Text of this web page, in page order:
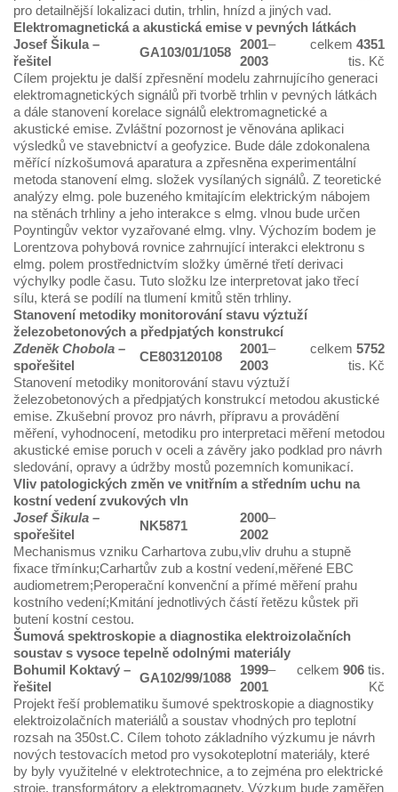
pro detailnější lokalizaci dutin, trhlin, hnízd a jiných vad.
Elektromagnetická a akustická emise v pevných látkách
Josef Šikula –
řešitel
GA103/01/1058
2001–
2003
celkem 4351
tis. Kč
Cílem projektu je další zpřesnění modelu zahrnujícího generaci
elektromagnetických signálů při tvorbě trhlin v pevných látkách
a dále stanovení korelace signálů elektromagnetické a
akustické emise. Zvláštní pozornost je věnována aplikaci
výsledků ve stavebnictví a geofyzice. Bude dále zdokonalena
měřící nízkošumová aparatura a zpřesněna experimentální
metoda stanovení elmg. složek vysílaných signálů. Z teoretické
analýzy elmg. pole buzeného kmitajícím elektrickým nábojem
na stěnách trhliny a jeho interakce s elmg. vlnou bude určen
Poyntingův vektor vyzařované elmg. vlny. Výchozím bodem je
Lorentzova pohybová rovnice zahrnující interakci elektronu s
elmg. polem prostřednictvím složky úměrné třetí derivaci
výchylky podle času. Tuto složku lze interpretovat jako třecí
sílu, která se podílí na tlumení kmitů stěn trhliny.
Stanovení metodiky monitorování stavu výztuží
železobetonových a předpjatých konstrukcí
Zdeněk Chobola –
spořešitel
CE803120108
2001–
2003
celkem 5752
tis. Kč
Stanovení metodiky monitorování stavu výztuží
železobetonových a předpjatých konstrukcí metodou akustické
emise. Zkušební provoz pro návrh, přípravu a provádění
měření, vyhodnocení, metodiku pro interpretaci měření metodou
akustické emise poruch v oceli a závěry jako podklad pro návrh
sledování, opravy a údržby mostů pozemních komunikací.
Vliv patologických změn ve vnitřním a středním uchu na
kostní vedení zvukových vln
Josef Šikula –
spořešitel
NK5871
2000–
2002
Mechanismus vzniku Carhartova zubu,vliv druhu a stupně
fixace třmínku;Carhartův zub a kostní vedení,měřené EBC
audiometrem;Peroperační konvenční a přímé měření prahu
kostního vedení;Kmitání jednotlivých částí řetězu kůstek při
butení kostní cestou.
Šumová spektroskopie a diagnostika elektroizolačních
soustav s vysoce tepelně odolnými materiály
Bohumil Koktavý –
řešitel
GA102/99/1088
1999–
2001
celkem 906 tis.
Kč
Projekt řeší problematiku šumové spektroskopie a diagnostiky
elektroizolačních materiálů a soustav vhodných pro teplotní
rozsah na 350st.C. Cílem tohoto základního výzkumu je návrh
nových testovacích metod pro vysokoteplotní materiály, které
by byly využitelné v elektrotechnice, a to zejména pro elektrické
stroje, transformátory a elektromagnety. Výzkum bude zaměřen